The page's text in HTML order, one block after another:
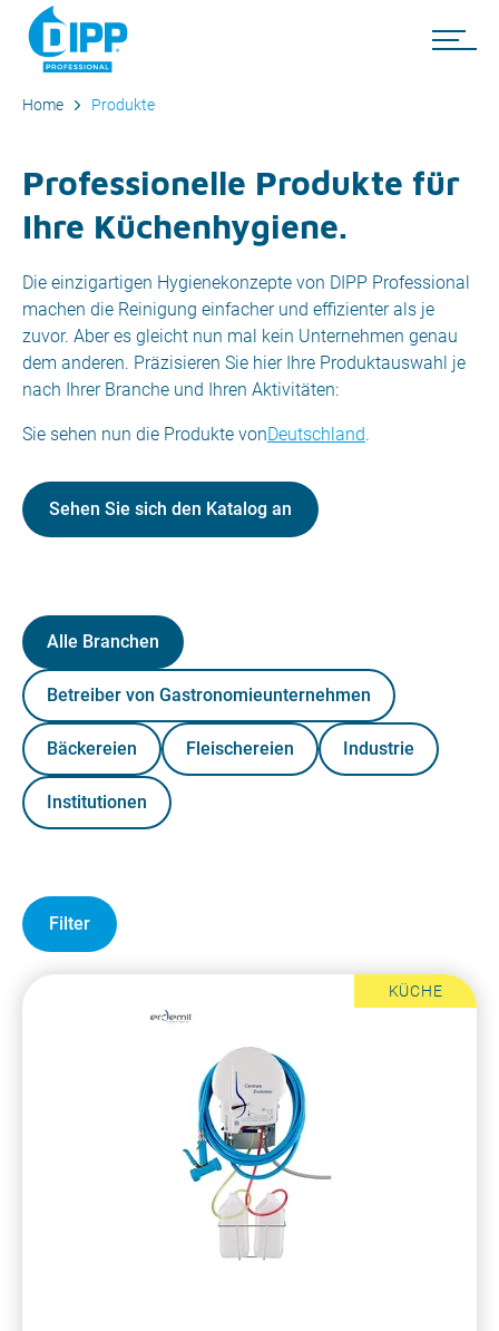
Home Produkte
Professionelle Produkte für
Ihre Küchenhygiene.
Die einzigartigen Hygienekonzepte von DIPP Professional
machen die Reinigung einfacher und effizienter als je
zuvor. Aber es gleicht nun mal kein Unternehmen genau
dem anderen. Präzisieren Sie hier Ihre Produktauswahl je
nach Ihrer Branche und Ihren Aktivitäten:
Sie sehen nun die Produkte vonDeutschland.
Sehen Sie sich den Katalog an
Alle Branchen
Betreiber von Gastronomieunternehmen
Bäckereien Fleischereien Industrie
Institutionen
Filter
KÜCHE